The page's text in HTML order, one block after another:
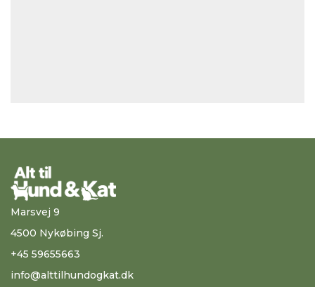
Marsvej 9
4500 Nykøbing Sj.
+45 59655663
info@alttilhundogkat.dk